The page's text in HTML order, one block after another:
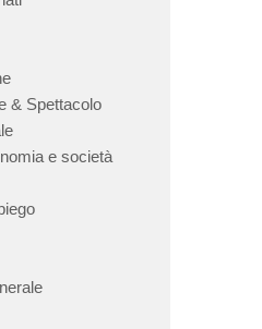
& Spettacolo
e società